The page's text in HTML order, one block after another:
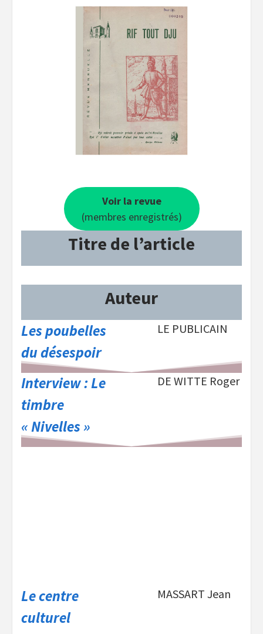
Voir la revue
(membres enregistrés)
Titre de l’article
Auteur
Les poubelles
du désespoir
LE PUBLICAIN
Interview : Le
timbre
« Nivelles »
DE WITTE Roger
Le centre
culturel
MASSART Jean